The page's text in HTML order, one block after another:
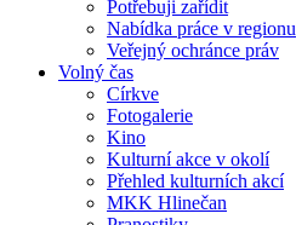
Potřebuji zařídit
Nabídka práce v regionu
Veřejný ochránce práv
Volný čas
Církve
Fotogalerie
Kino
Kulturní akce v okolí
Přehled kulturních akcí
MKK Hlinečan